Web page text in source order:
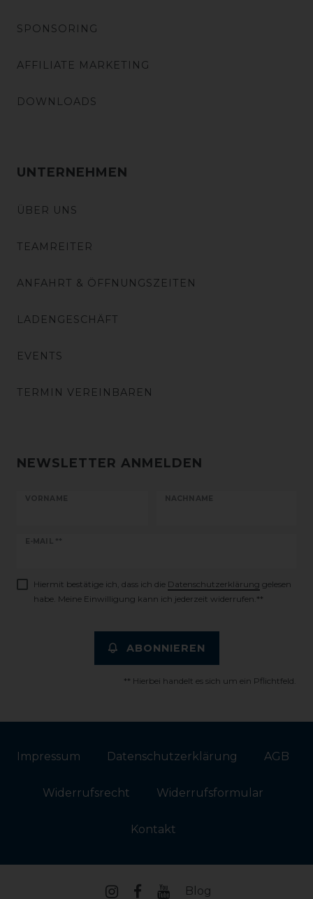
SPONSORING
AFFILIATE MARKETING
DOWNLOADS
UNTERNEHMEN
ÜBER UNS
TEAMREITER
ANFAHRT & ÖFFNUNGSZEITEN
LADENGESCHÄFT
EVENTS
TERMIN VEREINBAREN
NEWSLETTER ANMELDEN
VORNAME NACHNAME
E-MAIL **
Newsletter
Hiermit bestätige ich, dass ich die Daten­schutz­erklärung gelesen
habe. Meine Einwilligung kann ich jederzeit widerrufen.**
ABONNIEREN
** Hierbei handelt es sich um ein Pflichtfeld.
Impressum Daten­schutz­erklärung AGB
Widerrufs­recht Widerrufs­formular
Kontakt
Blog